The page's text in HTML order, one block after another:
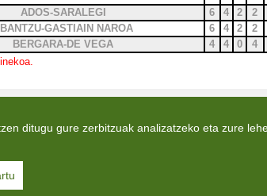
ADOS-SARALEGI 6 4 2 2
GASTIAIN NAROA 6 4 2 2
BERGARA-DE VEGA 4 4 0 4
ditugu gure zerbitzuak analizatzeko eta zure